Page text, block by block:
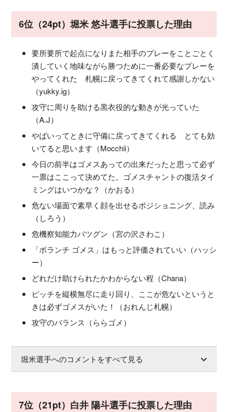
6位（24pt）堀米 悠斗選手に投票した理由
要所要所で起点になりまた相手のプレーをことごとく
潰していく地味ながら勝つために一番必要なプレーを
やってくれた 札幌に戻ってきてくれて感謝しかない
（yukky.ig）
攻守に周りを助ける黒衣役的な動きが光っていた
（A.J）
やばいってときに守備に戻ってきてくれる とても効
いてると思います（Mocchii）
今日の前半はゴメスあっての出来だったと思って必ず
一票はここって決めてた。ゴメスチャントの復活タイ
ミングはいつかな？（かおる）
危ない場面で素早く顔を出せるポジショニング、読み
（しろう）
危機察知能力バツグン（宮の沢さわこ）
「ボランチ ゴメス」はもっと評価されていい（ハッシ
ー）
どれだけ助けられたかわからない程（Chana）
ピッチを縦横無尽に走り回り、ここが危ないというと
きは必ずゴメスがいた！（おれんじ札幌）
攻守のバランス（ららゴメ）
堀米選手へのコメントをすべて見る
7位（21pt）白井 陽斗選手に投票した理由